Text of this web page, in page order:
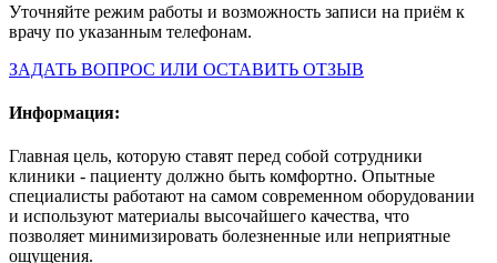
Уточняйте режим работы и возможность записи на приём к
врачу по указанным телефонам.
ЗАДАТЬ ВОПРОС ИЛИ ОСТАВИТЬ ОТЗЫВ
Информация:
Главная цель, которую ставят перед собой сотрудники
клиники - пациенту должно быть комфортно. Опытные
специалисты работают на самом современном оборудовании
и используют материалы высочайшего качества, что
позволяет минимизировать болезненные или неприятные
ощущения.